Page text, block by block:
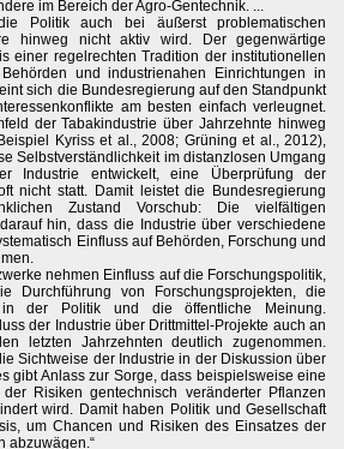
im Bereich der Agro-Gentechnik. ...
Politik auch bei äußerst problematischen
hinweg nicht aktiv wird. Der gegenwärtige
einer regelrechten Tradition der institutionellen
und industrienahen Einrichtungen in
sich die Bundesregierung auf den Standpunkt
am besten einfach verleugnet.
der Tabakindustrie über Jahrzehnte hinweg
Kyriss et al., 2008; Grüning et al., 2012),
Selbstverständlichkeit im distanzlosen Umgang
Industrie entwickelt, eine Überprüfung der
nicht statt. Damit leistet die Bundesregierung
Zustand Vorschub: Die vielfältigen
hin, dass die Industrie über verschiedene
Einfluss auf Behörden, Forschung und
nehmen Einfluss auf die Forschungspolitik,
Durchführung von Forschungsprojekten, die
in der Politik und die öffentliche Meinung.
der Industrie über Drittmittel-Projekte auch an
letzten Jahrzehnten deutlich zugenommen.
Sichtweise der Industrie in der Diskussion über
gibt Anlass zur Sorge, dass beispielsweise eine
Risiken gentechnisch veränderter Pflanzen
wird. Damit haben Politik und Gesellschaft
um Chancen und Risiken des Einsatzes der
abzuwägen.“